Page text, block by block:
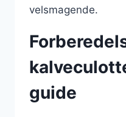
velsmagende.
guide